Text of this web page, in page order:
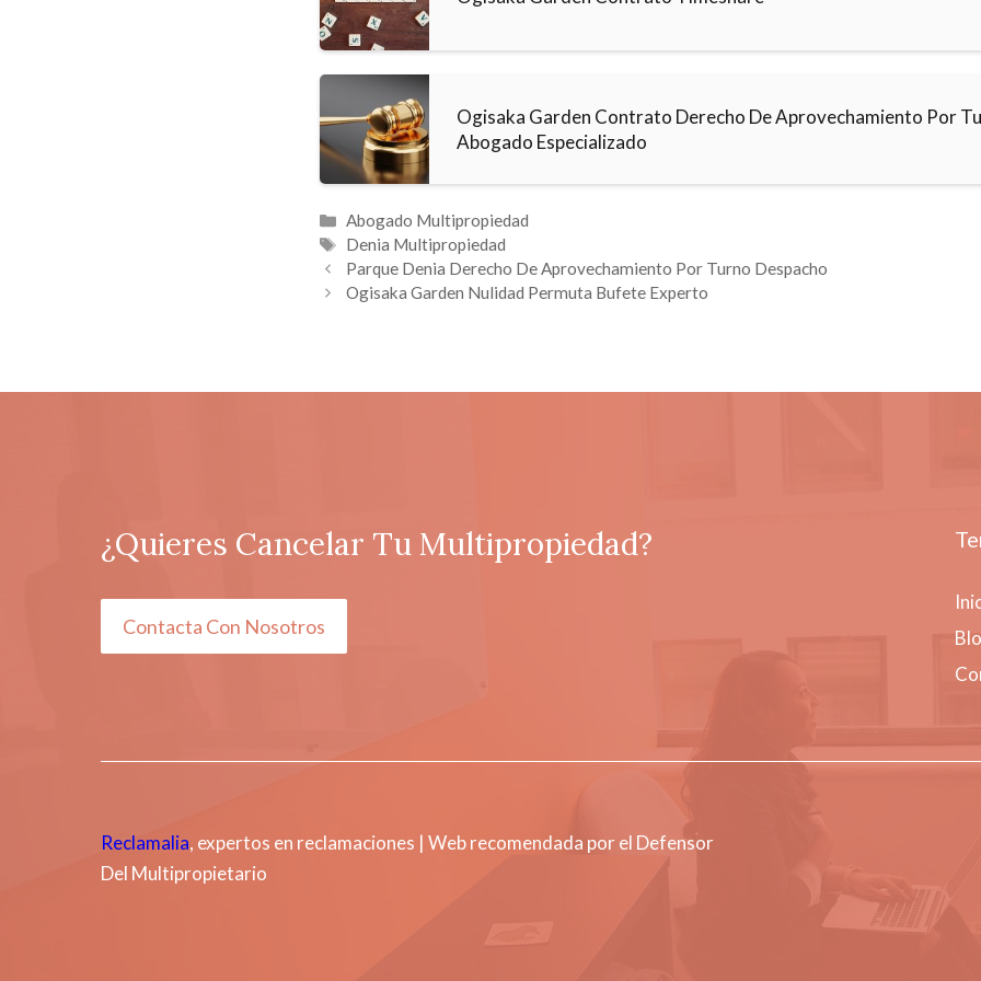
Ogisaka Garden Contrato Derecho De Aprovechamiento Por
Abogado Especializado
Categorías
Abogado Multipropiedad
Etiquetas
Denia Multipropiedad
Parque Denia Derecho De Aprovechamiento Por Turno Despacho
Ogisaka Garden Nulidad Permuta Bufete Experto
¿Quieres Cancelar Tu Multipropiedad?
Contacta Con Nosotros
Reclamalia, expertos en reclamaciones | Web recomendada por el Defensor
Del Multipropietario